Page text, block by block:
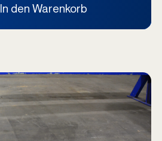
In den Warenkorb